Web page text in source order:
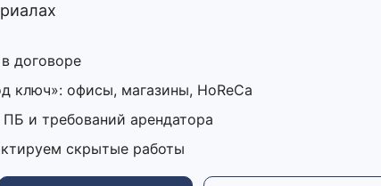
договоре
ключ»: офисы, магазины, HoReCa
и требований арендатора
скрытые работы